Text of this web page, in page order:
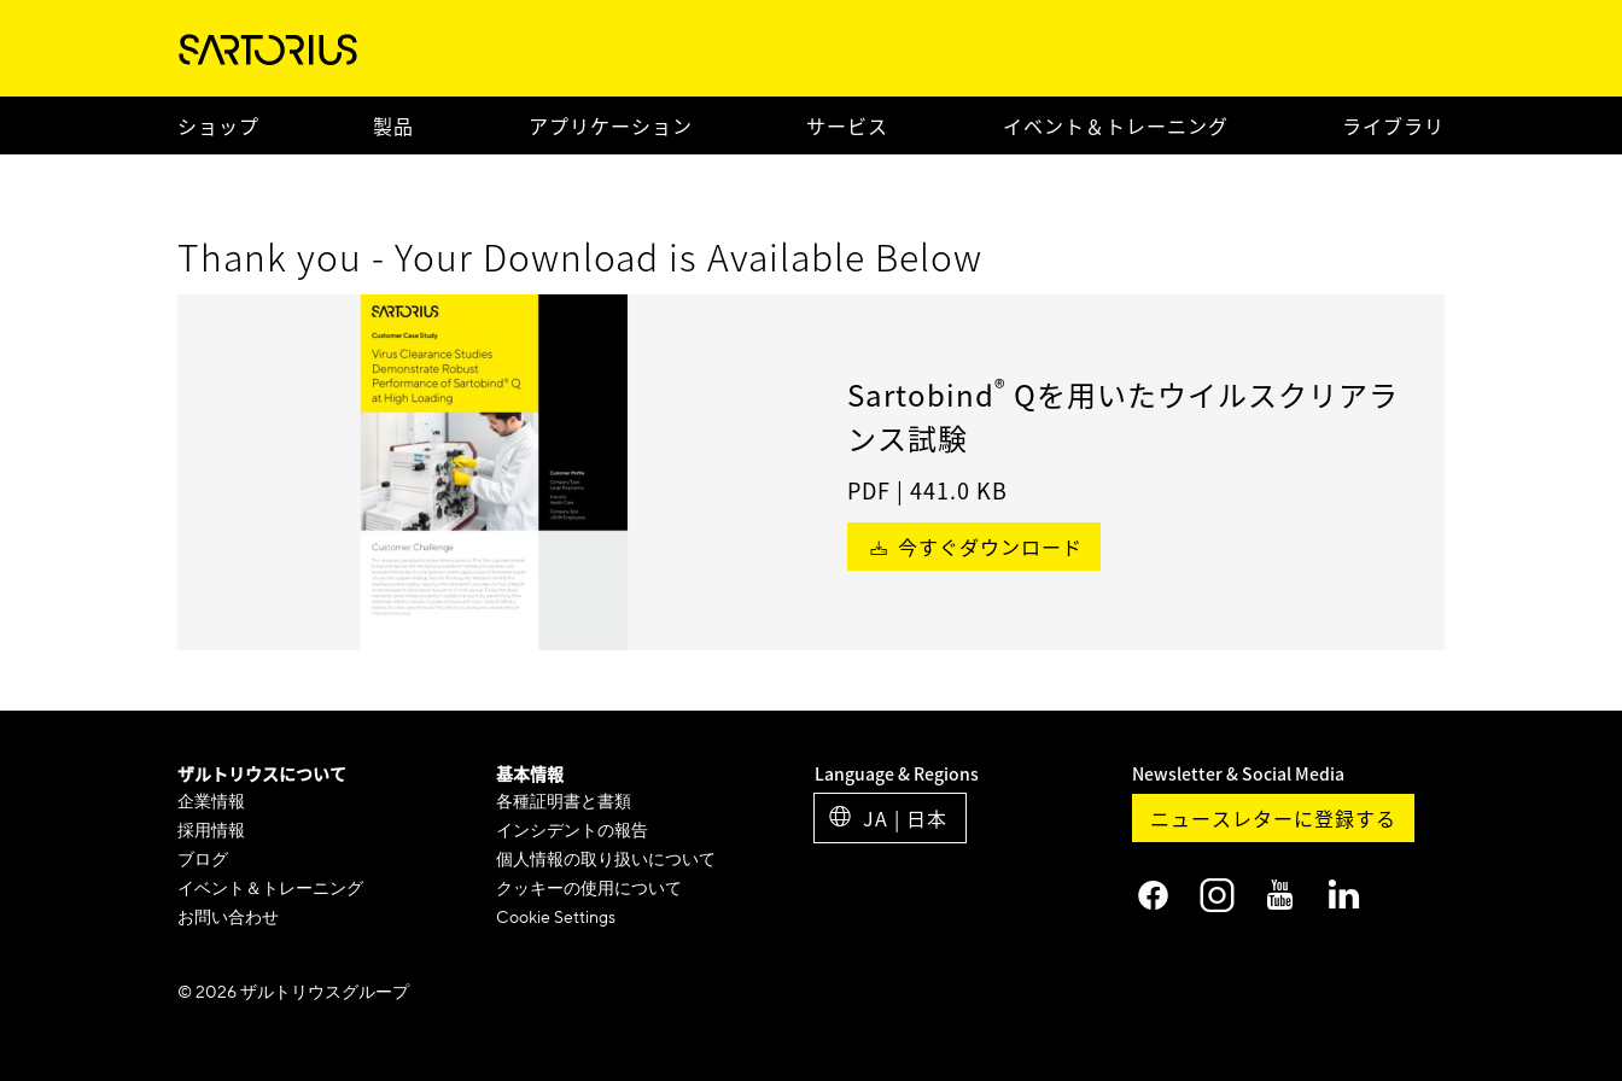
ショップ 製品 アプリケーション サービス イベント＆トレーニング ライブラリ
Thank you - Your Download is Available Below
Sartobind® Qを用いたウイルスクリアラ
ンス試験
PDF | 441.0 KB
今すぐダウンロード
ザルトリウスについて
企業情報
採用情報
ブログ
イベント＆トレーニング
お問い合わせ
基本情報
各種証明書と書類
インシデントの報告
個人情報の取り扱いについて
クッキーの使用について
Cookie Settings
Language & Regions
JA | 日本
Newsletter & Social Media
ニュースレターに登録する
© 2026 ザルトリウスグループ